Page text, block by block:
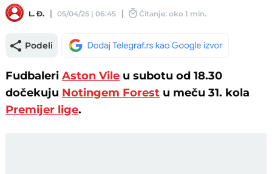
L. Đ. 05/04/25 | 06:45 Čitanje: oko 1 min.
Podeli
FudbaleriAston Vile u subotu od 18.30
dočekuju Notingem Forest u meču 31. kola
Premijer lige.